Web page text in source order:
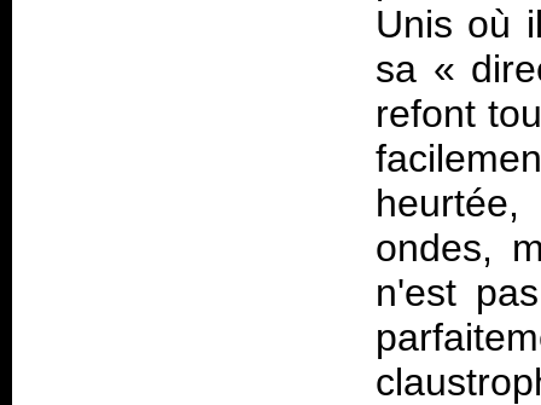
Unis où
sa «
refont
ondes,
n'est